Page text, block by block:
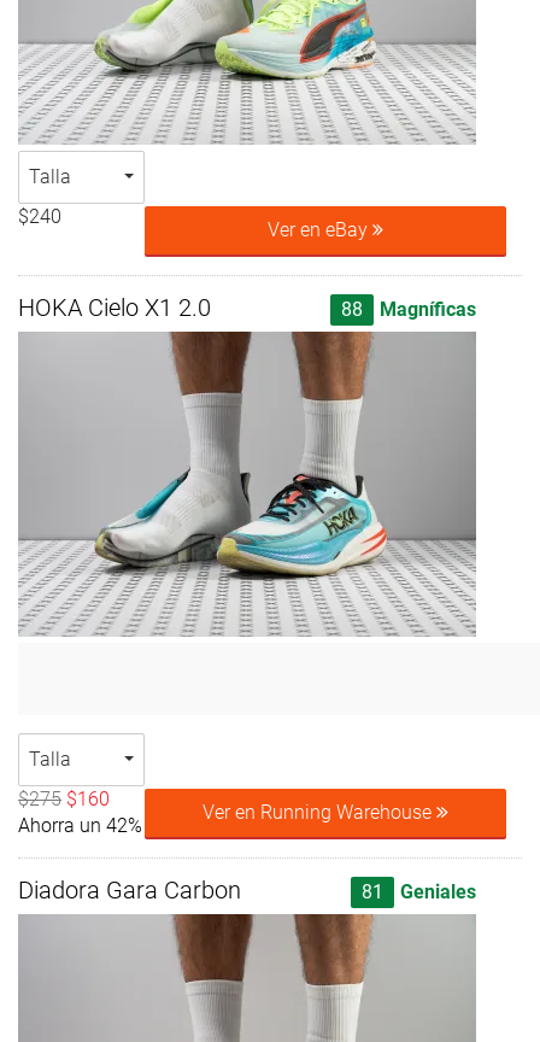
Talla
$240
Ver en eBay
HOKA Cielo X1 2.0 88 Magníficas
Talla
$275 $160
Ahorra un 42%
Ver en Running Warehouse
Diadora Gara Carbon 81 Geniales